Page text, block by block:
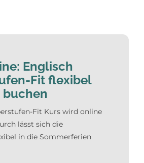
Englisch
Fit flexibel
buchen
Fit Kurs wird online
lässt sich die
in die Sommerferien